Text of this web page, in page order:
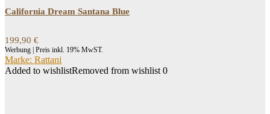
California Dream Santana Blue
199,90 €
Werbung | Preis inkl. 19% MwST.
Marke: Rattani
Added to wishlistRemoved from wishlist 0